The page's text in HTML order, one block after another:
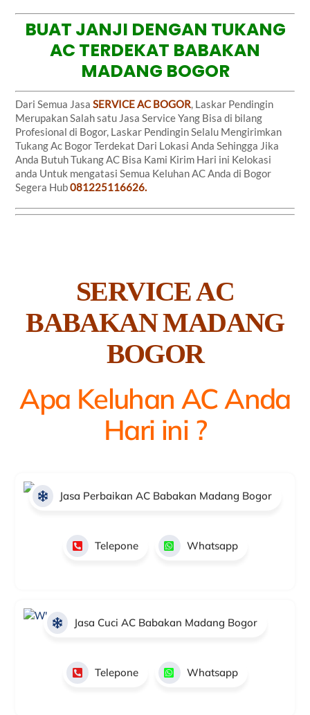
BUAT JANJI DENGAN TUKANG
AC TERDEKAT BABAKAN
MADANG BOGOR
Dari Semua JasaSERVICE AC BOGOR, Laskar Pendingin
Merupakan Salah satu Jasa Service Yang Bisa di bilang
Profesional di Bogor, Laskar Pendingin Selalu Mengirimkan
Tukang Ac Bogor Terdekat Dari Lokasi Anda Sehingga Jika
Anda Butuh Tukang AC Bisa Kami Kirim Hari ini Kelokasi
anda Untuk mengatasi Semua Keluhan AC Anda di Bogor
Segera Hub081225116626.
SERVICE AC
BABAKAN MADANG
BOGOR
Apa Keluhan AC Anda
Hari ini ?
Jasa Perbaikan AC Babakan Madang Bogor
Telepone Whatsapp
Jasa Cuci AC Babakan Madang Bogor
Telepone Whatsapp